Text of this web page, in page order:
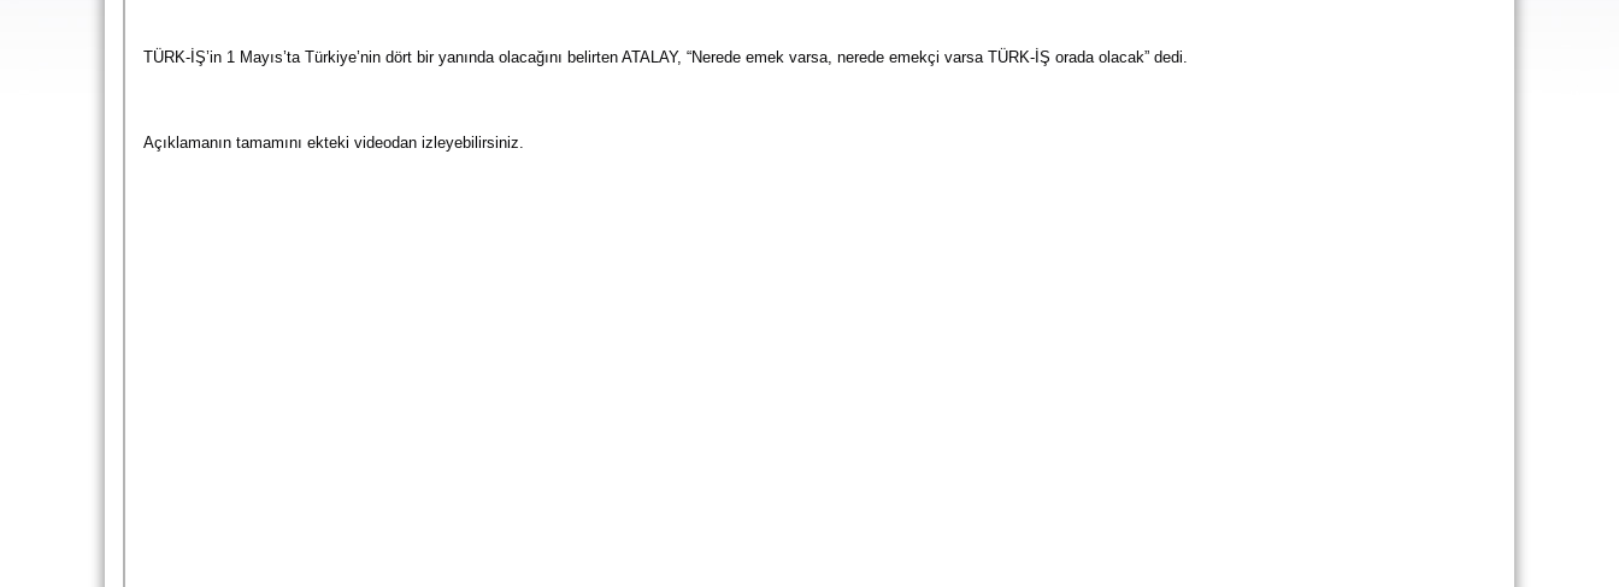
TÜRK-İŞ’in 1 Mayıs’ta Türkiye’nin dört bir yanında olacağını belirten ATALAY, “Nerede emek varsa, nerede emekçi varsa TÜRK-İŞ orada olacak” dedi.
Açıklamanın tamamını ekteki videodan izleyebilirsiniz.